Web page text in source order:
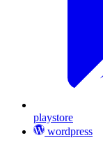
playstore
wordpress